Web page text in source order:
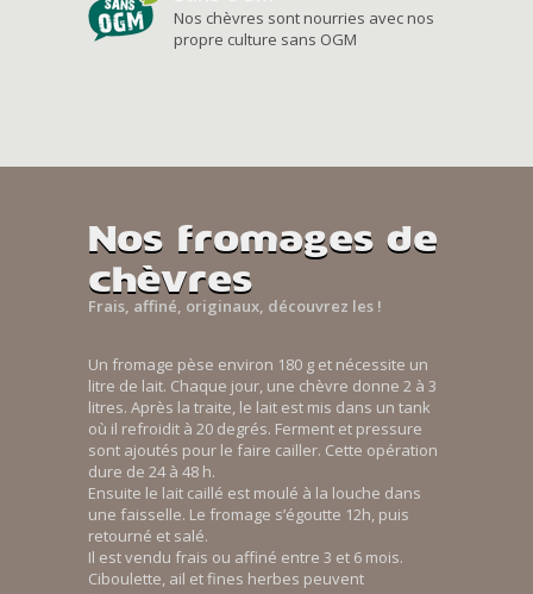
Nos chèvres sont nourries avec nos
propre culture sans OGM
Nos fromages de
chèvres
Frais, affiné, originaux, découvrez les !
Un fromage pèse environ 180 g et nécessite un
litre de lait. Chaque jour, une chèvre donne 2 à 3
litres. Après la traite, le lait est mis dans un tank
où il refroidit à 20 degrés. Ferment et pressure
sont ajoutés pour le faire cailler. Cette opération
dure de 24 à 48 h.
Ensuite le lait caillé est moulé à la louche dans
une faisselle. Le fromage s’égoutte 12h, puis
retourné et salé.
Il est vendu frais ou affiné entre 3 et 6 mois.
Ciboulette, ail et fines herbes peuvent